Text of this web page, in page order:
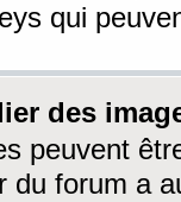
qui
des
peuvent
du forum a